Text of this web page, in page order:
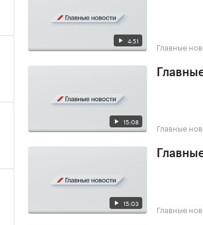
4:51 Главные
15:08 Главные
15:03 Главные